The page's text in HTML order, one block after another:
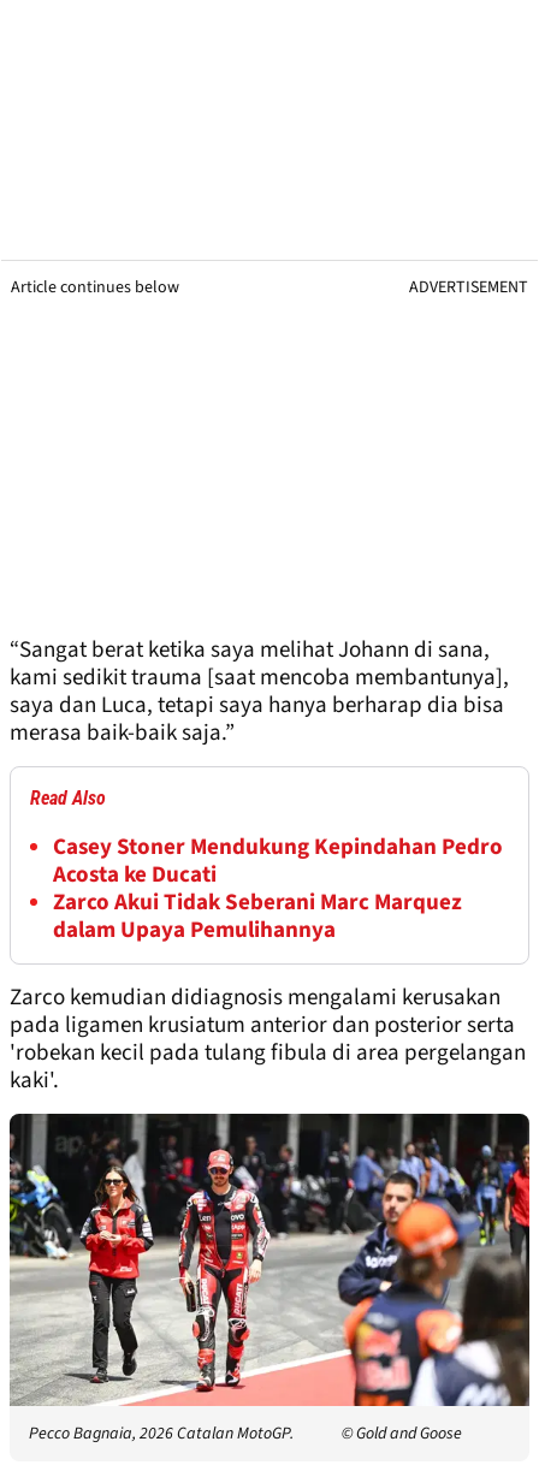
Article continues below ADVERTISEMENT
“Sangat berat ketika saya melihat Johann di sana,
kami sedikit trauma [saat mencoba membantunya],
saya dan Luca, tetapi saya hanya berharap dia bisa
merasa baik-baik saja.”
Read Also
Casey Stoner Mendukung Kepindahan Pedro
Acosta ke Ducati
Zarco Akui Tidak Seberani Marc Marquez
dalam Upaya Pemulihannya
Zarco kemudian didiagnosis mengalami kerusakan
pada ligamen krusiatum anterior dan posterior serta
'robekan kecil pada tulang fibula di area pergelangan
kaki'.
Pecco Bagnaia, 2026 Catalan MotoGP. © Gold and Goose